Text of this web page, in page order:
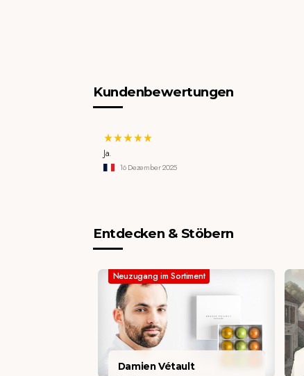
Kundenbewertungen
Ja.
16 Dezember 2025
Entdecken & Stöbern
Neuzugang im Sortiment
Damien Vétault